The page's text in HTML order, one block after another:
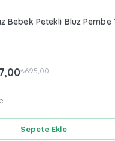
Bebek Petekli Bluz Pembe
₺695,00
Sepete Ekle